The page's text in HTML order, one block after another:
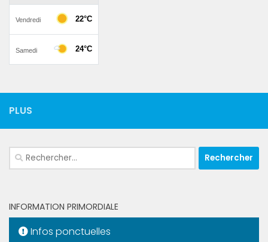
PLUS
Rechercher :
INFORMATION PRIMORDIALE
Infos ponctuelles